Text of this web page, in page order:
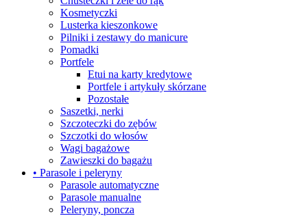
Kosmetyczki
Lusterka kieszonkowe
Pilniki i zestawy do manicure
Pomadki
Portfele
Etui na karty kredytowe
Portfele i artykuły skórzane
Pozostałe
Saszetki, nerki
Szczoteczki do zębów
Szczotki do włosów
Wagi bagażowe
Zawieszki do bagażu
• Parasole i peleryny
Parasole automatyczne
Parasole manualne
Peleryny, poncza